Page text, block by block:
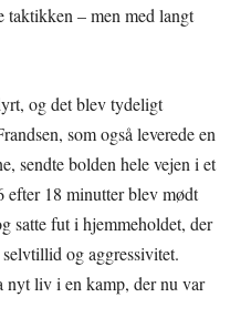
– men med langt
og det blev tydeligt
som også leverede en
sendte bolden hele vejen i et
18 minutter blev mødt
satte fut i hjemmeholdet, der
og aggressivitet.
nyt liv i en kamp, der nu var